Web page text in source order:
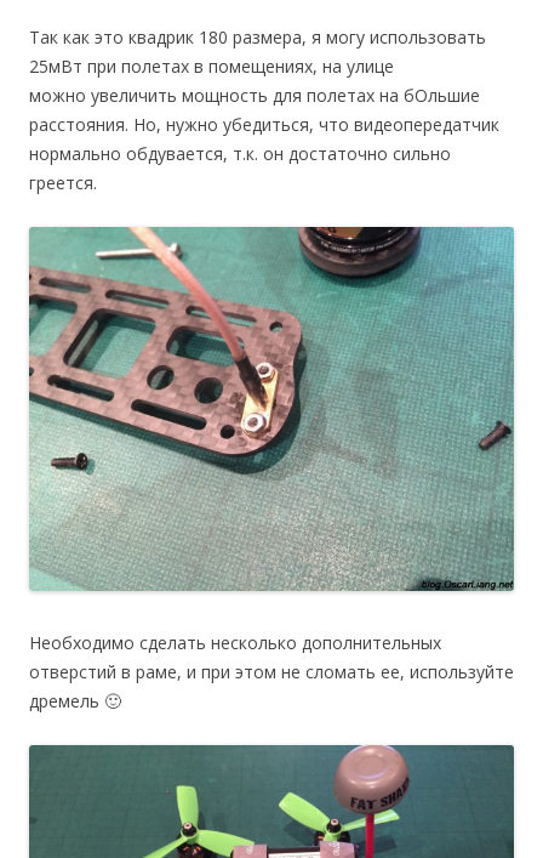
Так как это квадрик 180 размера, я могу использовать
25мВт при полетах в помещениях, на улице
можно увеличить мощность для полетах на бОльшие
расстояния. Но, нужно убедиться, что видеопередатчик
нормально обдувается, т.к. он достаточно сильно
греется.
Необходимо сделать несколько дополнительных
отверстий в раме, и при этом не сломать ее, используйте
дремель 🙂